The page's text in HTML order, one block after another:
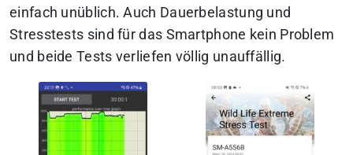
einfach unüblich. Auch Dauerbelastung und
Stresstests sind für das Smartphone kein Problem
und beide Tests verliefen völlig unauffällig.